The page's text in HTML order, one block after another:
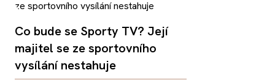
Co bude se Sporty TV? Její
majitel se ze sportovního
vysílání nestahuje